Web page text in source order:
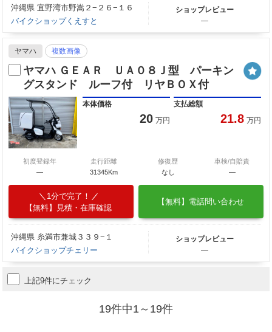
沖縄県 宜野湾市野嵩２−２６−１６
バイクショップくえすと
ショップレビュー
―
ヤマハ 複数画像
ヤマハ ＧＥＡＲ ＵＡ０８Ｊ型 パーキン
グスタンド ルーフ付 リヤＢＯＸ付
本体価格
20 万円
支払総額
21.8 万円
初度登録年
―
走行距離
31345Km
修復歴
なし
車検/自賠責
―
1分で完了！
【無料】見積・在庫確認
【無料】電話問い合わせ
沖縄県 糸満市兼城３３９−１
バイクショップチェリー
ショップレビュー
―
上記9件にチェック
19件中1～19件